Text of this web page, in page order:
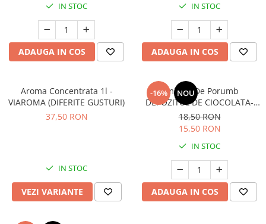
IN STOC
ADAUGA IN COS
IN STOC
ADAUGA IN COS
Aroma Concentrata 1l -
VIAROMA (DIFERITE GUSTURI)
37,50 RON
IN STOC
VEZI VARIANTE
-16% NOU
Amidon De Porumb
DEPOZITUL DE CIOCOLATA-
1kg
18,50 RON
15,50 RON
IN STOC
ADAUGA IN COS